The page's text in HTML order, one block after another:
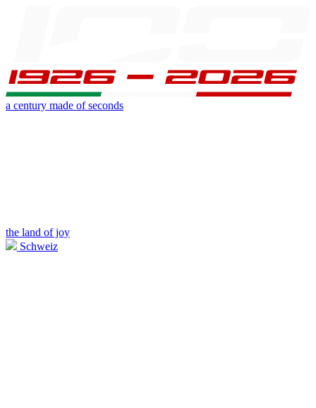
a century made of seconds
the land of joy
Schweiz